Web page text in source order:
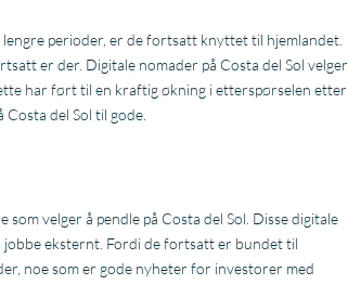
perioder, er de fortsatt knyttet til hjemlandet.
er der. Digitale nomader på Costa del Sol velger
har ført til en kraftig økning i etterspørselen etter
del Sol til gode.
velger å pendle på Costa del Sol. Disse digitale
eksternt. Fordi de fortsatt er bundet til
noe som er gode nyheter for investorer med